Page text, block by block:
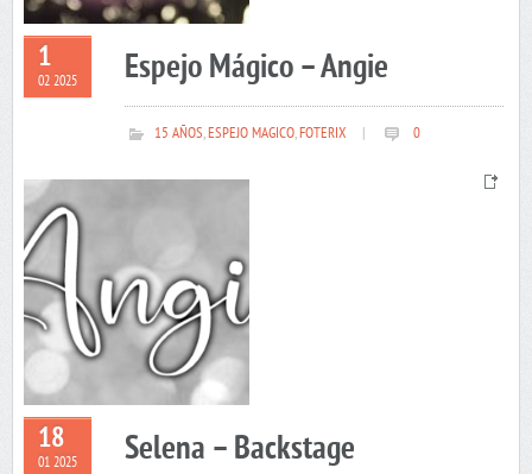
1
02 2025 Espejo Mágico – Angie
15 AÑOS,ESPEJO MAGICO,FOTERIX 0
18
01 2025 Selena – Backstage